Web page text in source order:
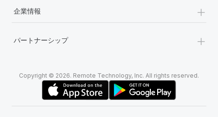
企業情報 +
パートナーシップ +
Copyright © 2026. Remote Technology, Inc. All rights reserved.